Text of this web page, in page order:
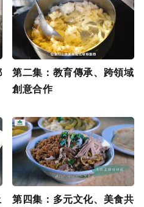
第二集：教育傳承、跨領域
創意合作
第四集：多元文化、美食共